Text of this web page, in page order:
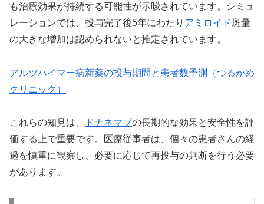
も治療効果が持続する可能性が示唆されています。シミュ
レーションでは、投与完了後5年にわたり アミロイド斑量
の大きな増加は認められないと推定されています。
アルツハイマー病新薬の投与期間と患者数予測（つるかめ
クリニック）
これらの知見は、 ドナネマブの長期的な効果と安全性を評
価する上で重要です。医療従事者は、個々の患者さんの経
過を慎重に観察し、必要に応じて再投与の判断を行う必要
があります。